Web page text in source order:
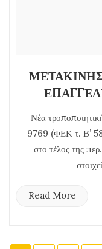
Νέα
9769 (ΦΕΚ τ. Β’
στο τέλος της
Read More